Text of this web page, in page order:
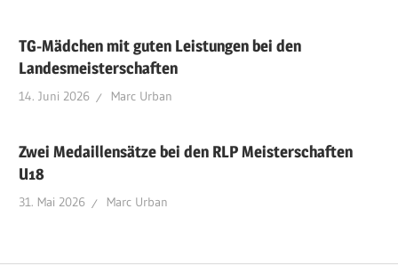
TG-Mädchen mit guten Leistungen bei den
Landesmeisterschaften
14. Juni 2026 Marc Urban
Zwei Medaillensätze bei den RLP Meisterschaften
U18
31. Mai 2026 Marc Urban